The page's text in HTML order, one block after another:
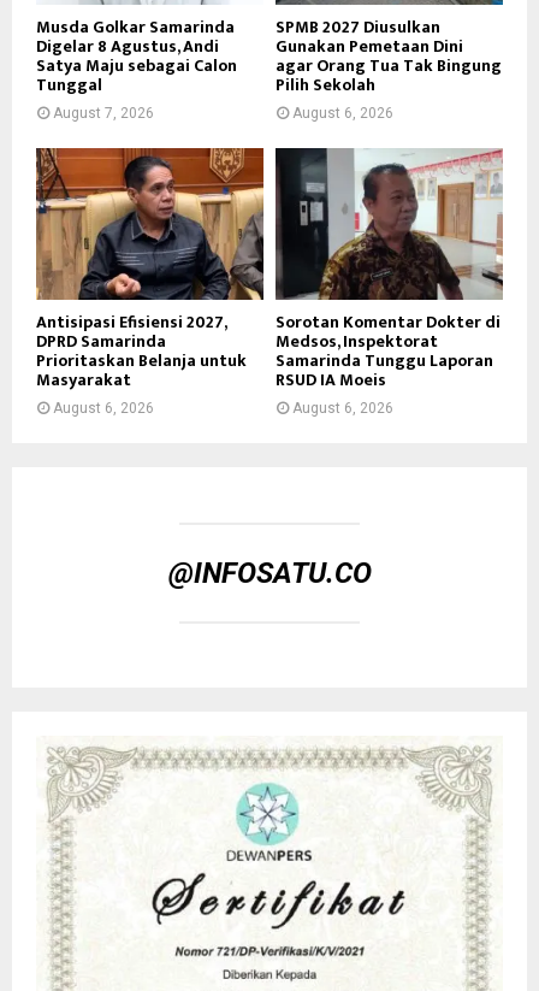
Musda Golkar Samarinda
Digelar 8 Agustus, Andi
Satya Maju sebagai Calon
Tunggal
August 7, 2026
SPMB 2027 Diusulkan
Gunakan Pemetaan Dini
agar Orang Tua Tak Bingung
Pilih Sekolah
August 6, 2026
Antisipasi Efisiensi 2027,
DPRD Samarinda
Prioritaskan Belanja untuk
Masyarakat
August 6, 2026
Sorotan Komentar Dokter di
Medsos, Inspektorat
Samarinda Tunggu Laporan
RSUD IA Moeis
August 6, 2026
@INFOSATU.CO